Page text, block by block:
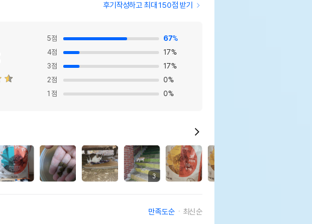
후기작성하고 최대 150점 받기
5점 67%
4점 17%
3점 17%
2점 0%
1 점 0%
3
만족도순 최신순